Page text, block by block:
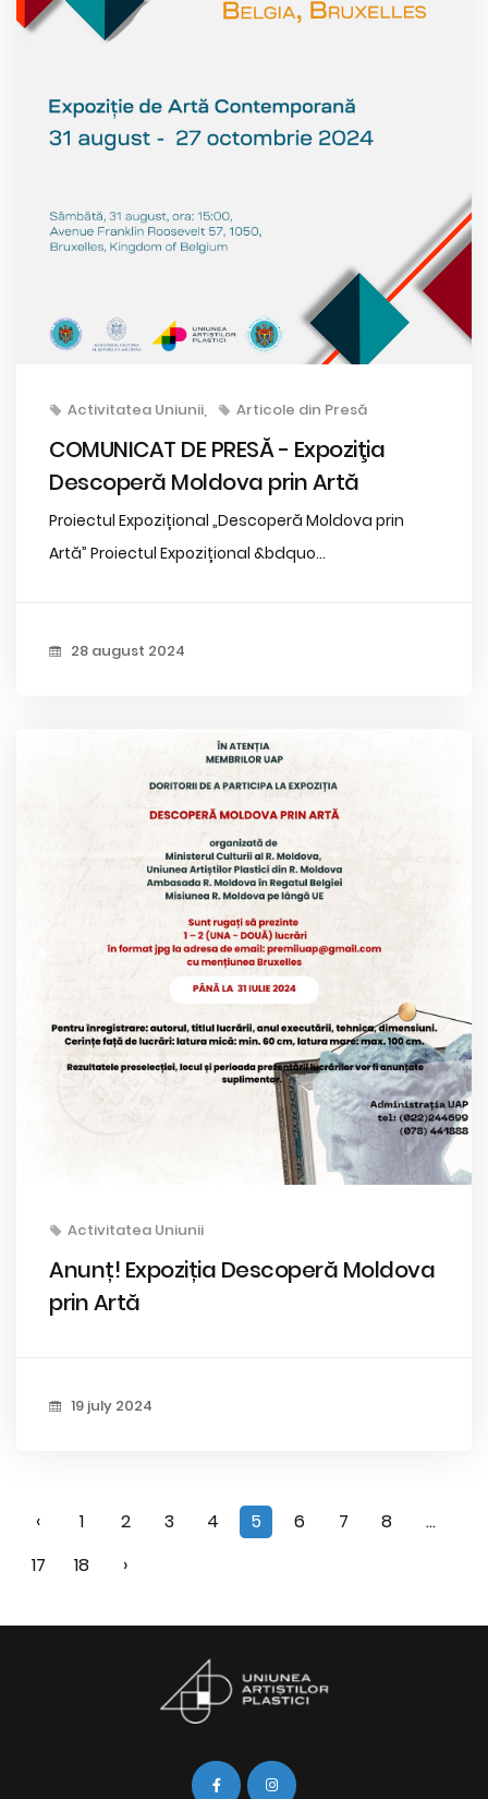
Activitatea Uniunii Articole din Presă
COMUNICAT DE PRESĂ - Expoziţia
Descoperă Moldova prin Artă
Proiectul Expozițional „Descoperă Moldova prin
Artă” Proiectul Expozițional &bdquo...
28 august 2024
Activitatea Uniunii
Anunț! Expoziția Descoperă Moldova
prin Artă
19 july 2024
‹ 1 2 3 4 5 6 7 8
...
17
18 ›